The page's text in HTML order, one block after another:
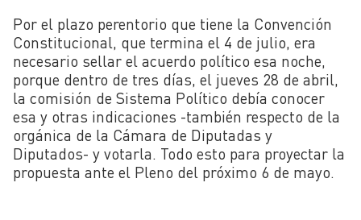
Por el plazo perentorio que tiene la Convención
Constitucional, que termina el 4 de julio, era
necesario sellar el acuerdo político esa noche,
porque dentro de tres días, el jueves 28 de abril,
la comisión de Sistema Político debía conocer
esa y otras indicaciones -también respecto de la
orgánica de la Cámara de Diputadas y
Diputados- y votarla. Todo esto para proyectar la
propuesta ante el Pleno del próximo 6 de mayo.